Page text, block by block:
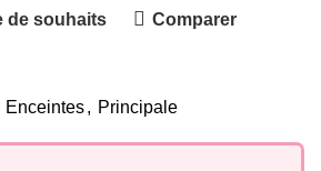
de souhaits Comparer
Enceintes, Principale